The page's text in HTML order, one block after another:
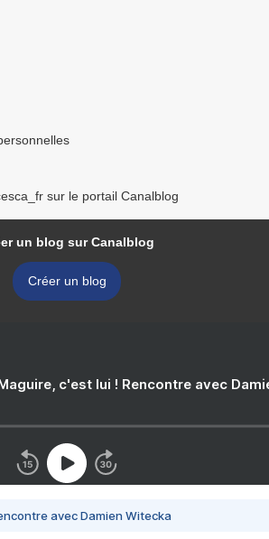
sur le portail Canalblog
un blog sur Canalblog
Créer un blog
c'est lui ! Rencontre avec
avec Damien Witecka